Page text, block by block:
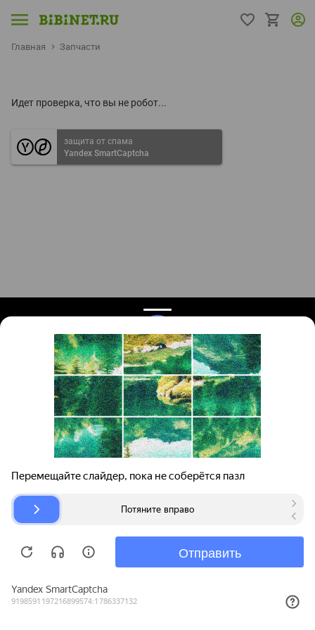
Главная Запчасти
Идет проверка, что вы не робот...
защита от спама
Yandex SmartCaptcha
Поиск запчастей
Для автокомпаний
Авторазборки
О проекте
Помощь
Карта сайта
© bibinet.ru - система поиска запчастей,
Copyright 2010-2026 Все права защищены